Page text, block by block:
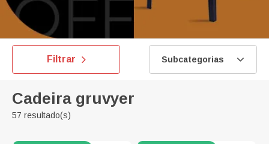
Filtrar
Cadeira gruvyer
57 resultado(s)
Subcategorias